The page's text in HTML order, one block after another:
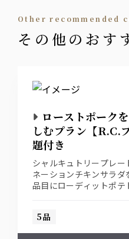
レモンサワー
カクテル
モスコミュール
ウォッカグレープフルーツ
ファジーネーブル
カシスソーダ
ソフトドリンク
other recommended
その他のお
ローストポーク
しむプラン【R.C.
題付き
シャルキュトリープレー
ネーションチキンサラ
品目にローディットポ
すめです。
5品